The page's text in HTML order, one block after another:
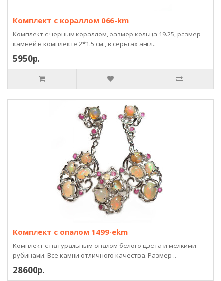
Комплект с кораллом 066-km
Комплект с черным кораллом, размер кольца 19.25, размер
камней в комплекте 2*1.5 см., в серьгах англ..
5950р.
Комплект с опалом 1499-ekm
Комплект с натуральным опалом белого цвета и мелкими
рубинами. Все камни отличного качества. Размер ..
28600р.